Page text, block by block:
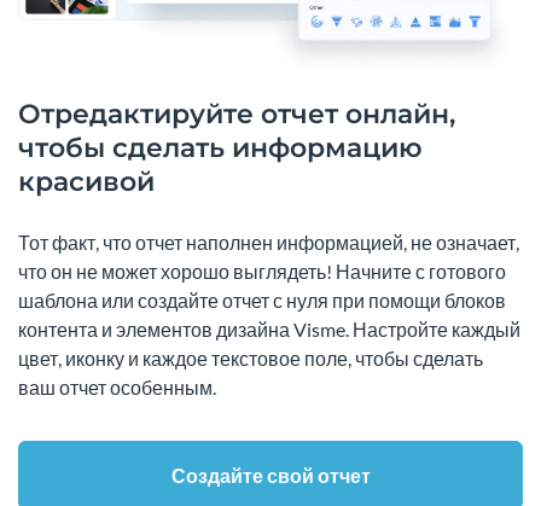
Отредактируйте отчет онлайн,
чтобы сделать информацию
красивой
Тот факт, что отчет наполнен информацией, не означает,
что он не может хорошо выглядеть! Начните с готового
шаблона или создайте отчет с нуля при помощи блоков
контента и элементов дизайна Visme. Настройте каждый
цвет, иконку и каждое текстовое поле, чтобы сделать
ваш отчет особенным.
Создайте свой отчет